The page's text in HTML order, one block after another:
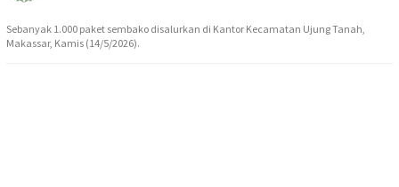
Sebanyak 1.000 paket sembako disalurkan di Kantor Kecamatan Ujung Tanah,
Makassar, Kamis (14/5/2026).